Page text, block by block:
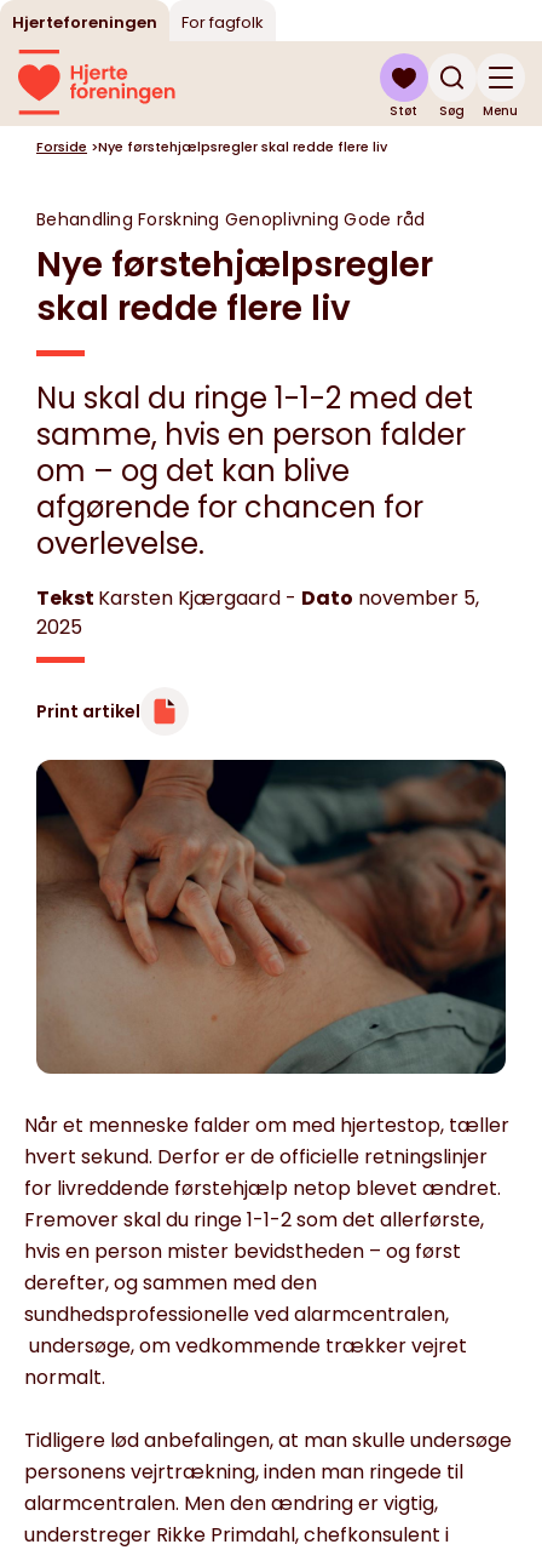
Hjerteforeningen For fagfolk
Søg
Støt Menu
Forside >Nye førstehjælpsregler skal redde flere liv
Behandling Forskning Genoplivning Gode råd
Nye førstehjælpsregler
skal redde flere liv
Nu skal du ringe 1-1-2 med det
samme, hvis en person falder
om – og det kan blive
afgørende for chancen for
overlevelse.
Tekst Karsten Kjærgaard - Dato november 5,
2025
Print artikel
Når et menneske falder om med hjertestop, tæller
hvert sekund. Derfor er de officielle retningslinjer
for livreddende førstehjælp netop blevet ændret.
Fremover skal du ringe 1-1-2 som det allerførste,
hvis en person mister bevidstheden – og først
derefter, og sammen med den
sundhedsprofessionelle ved alarmcentralen,
undersøge, om vedkommende trækker vejret
normalt.
Tidligere lød anbefalingen, at man skulle undersøge
personens vejrtrækning, inden man ringede til
alarmcentralen. Men den ændring er vigtig,
understreger Rikke Primdahl, chefkonsulent i